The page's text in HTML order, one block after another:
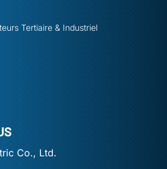
Tertiaire & Industriel
Co., Ltd.